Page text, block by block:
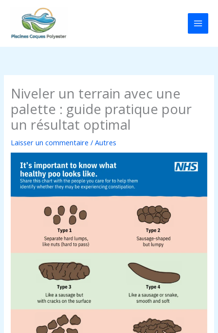
contenu
Niveler un terrain avec une
palette : guide pratique pour
un résultat optimal
Laisser un commentaire /Autres